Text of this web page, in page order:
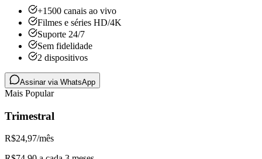
+1500 canais ao vivo
Filmes e séries HD/4K
Suporte 24/7
Sem fidelidade
2 dispositivos
Assinar via WhatsApp
Mais Popular
Trimestral
R$24,97/mês